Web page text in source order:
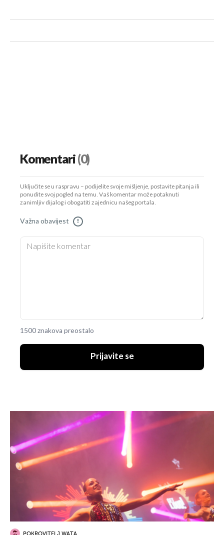
Komentari(0)
Uključite se u raspravu – podijelite svoje mišljenje, postavite pitanja ili
ponudite svoj pogled na temu. Vaš komentar može potaknuti
zanimljiv dijalog i obogatiti zajednicu našeg portala.
Važna obavijest !
1500 znakova preostalo
Prijavite se